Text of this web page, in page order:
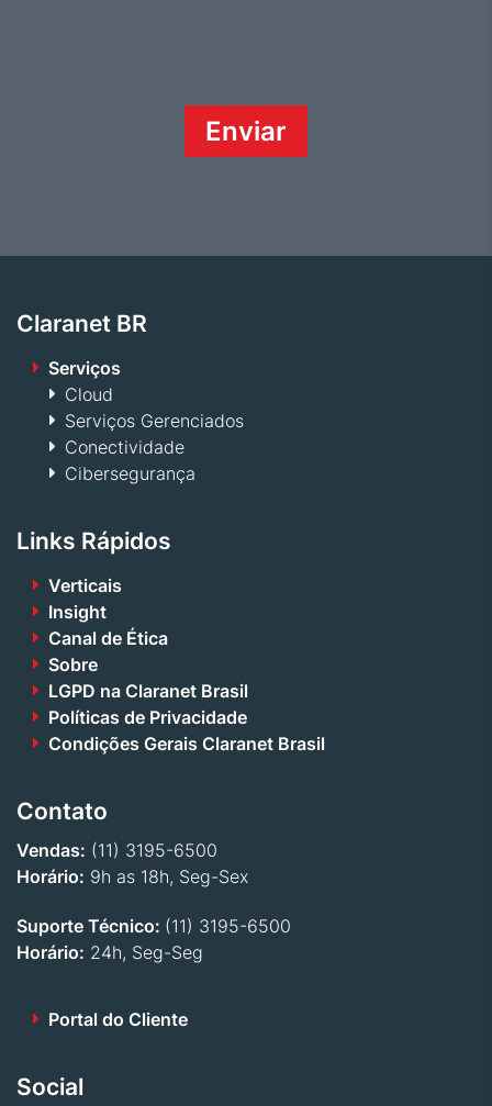
Claranet BR
Serviços
Cloud
Serviços Gerenciados
Conectividade
Cibersegurança
Links Rápidos
Verticais
Insight
Canal de Ética
Sobre
LGPD na Claranet Brasil
Políticas de Privacidade
Condições Gerais Claranet Brasil
Contato
Vendas: (11) 3195-6500
Horário: 9h as 18h, Seg-Sex
Suporte Técnico: (11) 3195-6500
Horário: 24h, Seg-Seg
Portal do Cliente
Social